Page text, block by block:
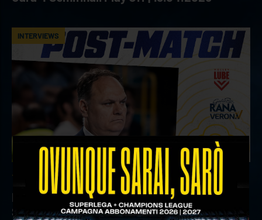
INTERVIEWS
18 aprile 2026
Il commento del ds Lami dopo Gara 4 delle
Semifinali Play Off